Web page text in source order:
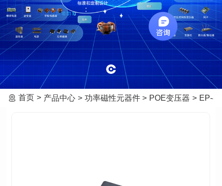
首页 产品中心 功率磁性元器件 POE变压器 EP-